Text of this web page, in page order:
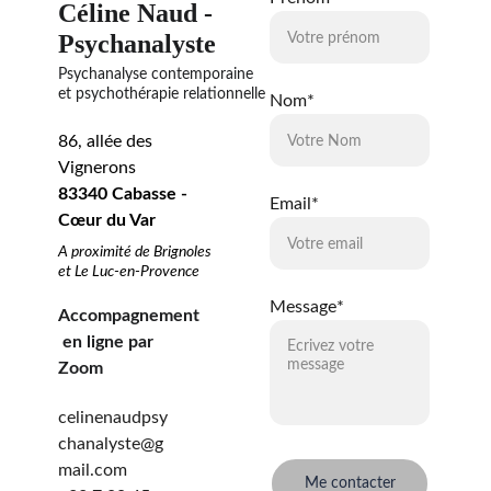
Céline Naud -
Psychanalyste
celinenaudpsy
chanalyste@g
mail.com
Nom*
Email*
Message*
Me contacter
86, allée des
Vignerons
83340 Cabasse -
Cœur du Var
A proximité de Brignoles
et Le Luc-en-Provence
Accompagnement
en ligne par
Zoom
Psychanalyse contemporaine
et psychothérapie relationnelle